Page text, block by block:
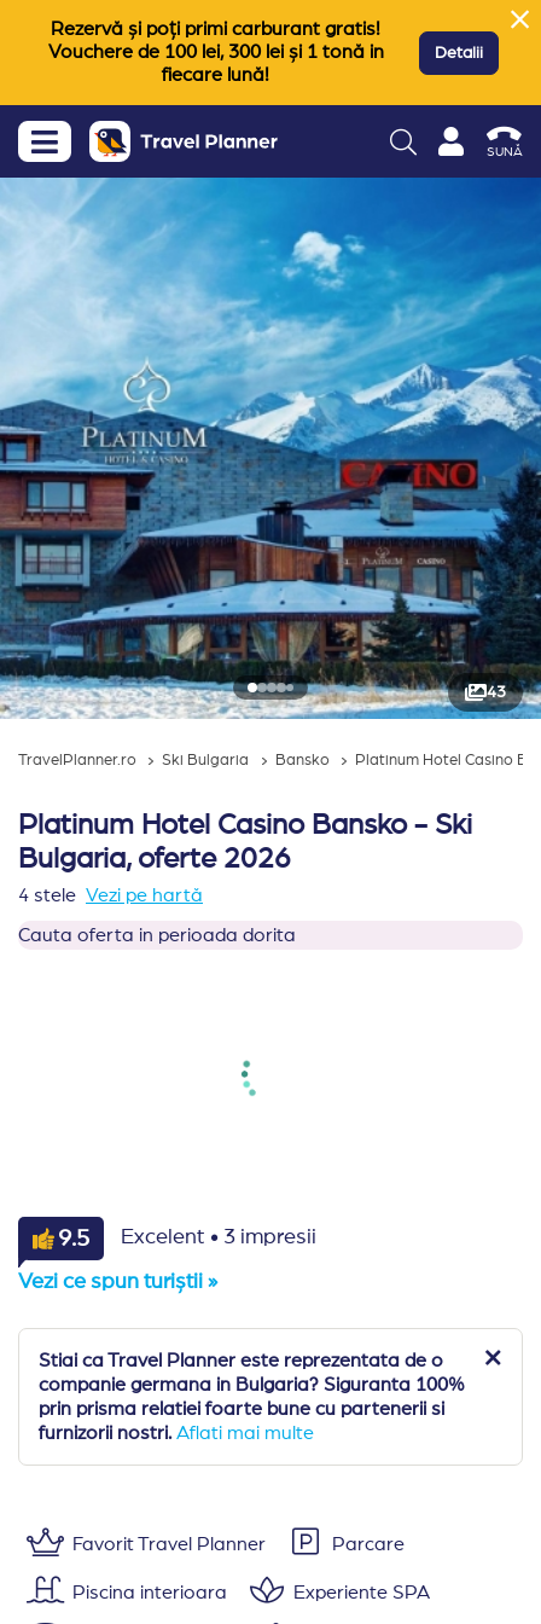
Rezervă și poți primi carburant gratis!
Vouchere de 100 lei, 300 lei și 1 tonă in
fiecare lună!
Detalii
SUNĂ
43
TravelPlanner.ro Ski Bulgaria Bansko Platinum Hotel Casino
Platinum Hotel Casino Bansko - Ski
Bulgaria, oferte 2026
4 stele Vezi pe hartă
Cauta oferta in perioada dorita
9.5 Excelent · 3 impresii
Vezi ce spun turiștii »
Stiai ca Travel Planner este reprezentata de o
companie germana in Bulgaria? Siguranta 100%
prin prisma relatiei foarte bune cu partenerii si
furnizorii nostri. Aflati mai multe
Favorit Travel Planner Parcare
Piscina interioara Experiente SPA